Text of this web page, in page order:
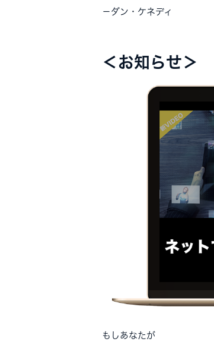
－ダン・ケネディ
＜お知らせ＞
もしあなたが